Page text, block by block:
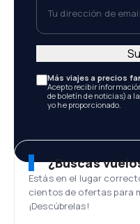
Más viajes a precios
Acepto recibir
de boletín de noticias) a
yo he proporcionado.
¿Buscas
Estás en el lugar
cientos de ofertas para
¡Descúbrelas!